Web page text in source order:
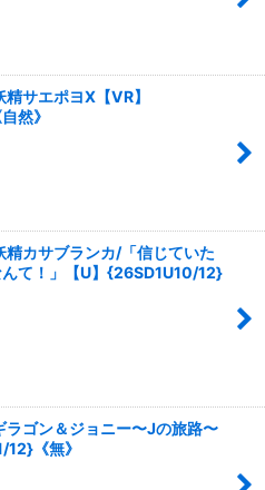
サエポヨX【VR】
然》
精カサブランカ/「信じていた
て！」【U】{26SD1U10/12}
ラゴン＆ジョニー〜Jの旅路〜
12}《無》